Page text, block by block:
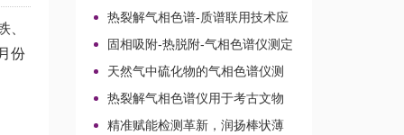
、
份
试流程及使用操作规范
热裂解气相色谱-质谱联用技术应
用于贝叶经木质纤维素的微生物降
解机理
固相吸附-热脱附-气相色谱仪测定
无组织排放空气中15种乙酸酯类化
合物的含量
天然气中硫化物的气相色谱仪测
定方法比较及分析方法新技术
热裂解气相色谱仪用于考古文物
鉴定和古建筑材料分析
精准赋能检测革新，润扬棒状薄